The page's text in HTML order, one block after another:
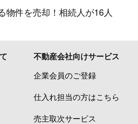
物件を売却！相続人が16人
不動産会社向けサービス
企業会員のご登録
仕入れ担当の方はこちら
売主取次サービス